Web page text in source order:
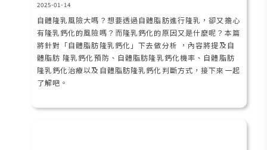
2025-01-14
自體隆乳風險大嗎？想要透過自體脂肪進行隆乳，卻又擔心
有隆乳鈣化的風險嗎？而隆乳鈣化的原因又是什麼呢？本篇
將針對「自體脂肪隆乳鈣化」下去做分析 ，內容將提及自
體脂肪 隆乳鈣化預防、自體脂肪隆乳鈣化機率、自體脂肪
隆乳鈣化治療以及自體脂肪隆乳鈣化判斷方式，接下來一起
了解吧。